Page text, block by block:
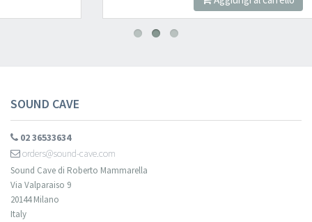
SOUND CAVE
02 36533634
orders@sound-cave.com
Sound Cave di Roberto Mammarella
Via Valparaiso 9
20144 Milano
Italy
per essere sempre informato
delle novità, degli ultimi arrivi in negozio e delle promozioni attive!